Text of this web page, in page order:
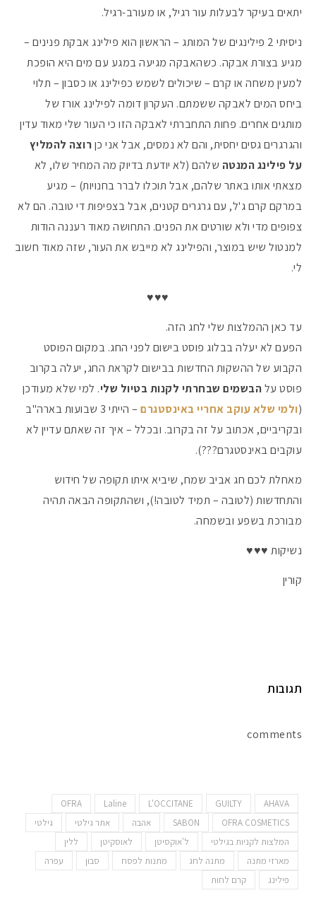
יתאים בעיקר לבעלות עור רגיל, או מעורב-רגיל.
ניסיתי 2 פילינגים של המותג – הראשון הוא פילינג אבקת פנינים –
מגיע בצורת אבקה. כשהאבקה מגיעה במגע עם מים היא הופכת
למעין משחה או קרם – שיכולים לשמש כפילינג או כסבון – תלוי
ביחס המים לאבקה ששמתם. העקרון דומה לפילינג אורז של
מותגים אחרים. פחות התחברתי לאבקה הזו כי העור שלי מאוד עדין
והגרגרים גסים יחסית, והם לא נמסים, אבל אני כןרוצה להמליץ
על פילינג המנטה שלהם (לא יודעת בדיוק מה המחיר שלו, לא
מצאתי אותו באתר שלהם, אבל תוכלו לברר בחנויות) – מגיע
במרקם קרם ג'ל, עם גרגרים קטנים, אבל בצפיפות די טובה. הם לא
צפופים מדי ולא שורטים את הפנים. התחושה מאוד רעננה הודות
למנטול שיש במוצר, והפילינג לא מייבש את העור, שזה מאוד חשוב
לי.
♥♥♥
עד כאן ההמלצות שלי לחג הזה.
הפעם לא יעלה בבלוג פוסט בישום לפני החג. במקום הפוסט
הקבוע של ההשקות החדשות בבישום לקראת החג, יעלה בקרוב
פוסט עלהבשמים שבחרתי לקנות בטיול שלי. למי שלא מעודכן
(ולמי שלא עוקב אחריי באינסטגרם
– הייתי 3 שבועות בארה"ב
ובקריביים, אכתוב על זה בקרוב. ובכלל – איך זה שאתם עדיין לא
עוקבים באינסטגרם???).
מאחלת לכם חג אביב שמח, שיביא איתו תקופה של חידוש
והתחדשות (לטובה – תמיד לטובה!), ושהתקופה הבאה תהיה
מבורכת בשפע ובשמחה.
נשיקות ♥♥♥
קורין
תגובות
comments
AHAVA
GUILTY
L'OCCITANE
Laline
OFRA
OFRA COSMETICS
SABON אהבה אתר גילטי
גילטי
המלצות לקניות בגילטי
ל'אוקסיטן לאוסקיטן
ללין
מארזי מתנה
מתנה לחג מתנות לפסח סבון
עפרה
פילינג
קרם לחות